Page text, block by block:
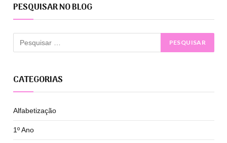
PESQUISAR NO BLOG
CATEGORIAS
Alfabetização
1º Ano